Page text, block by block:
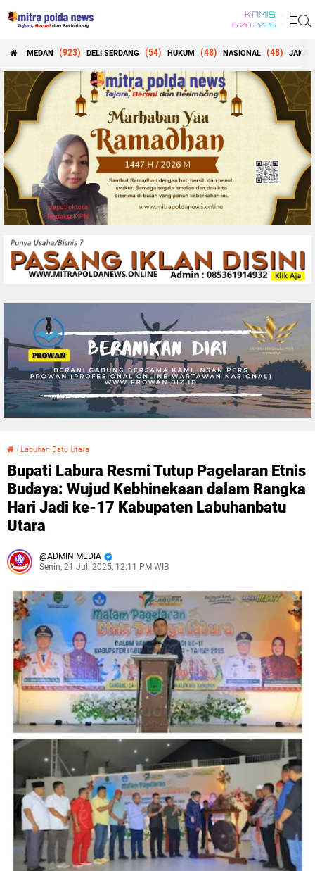
KAMIS
6 08 2026
MEDAN (923) DELI SERDANG (54) HUKUM (48) NASIONAL (48)
› Labuhan Batu Utara
Bupati Labura Resmi Tutup Pagelaran Etnis
Budaya: Wujud Kebhinekaan dalam Rangka
Hari Jadi ke-17 Kabupaten Labuhanbatu
Utara
ADMIN MEDIA
Senin, 21 Juli 2025, 12:11 PM WIB